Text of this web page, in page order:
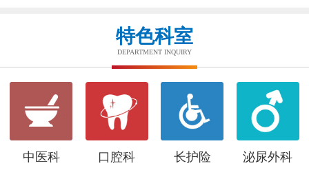
特色科室
DEPARTMENT INQUIRY
中医科 口腔科 长护险 泌尿外科